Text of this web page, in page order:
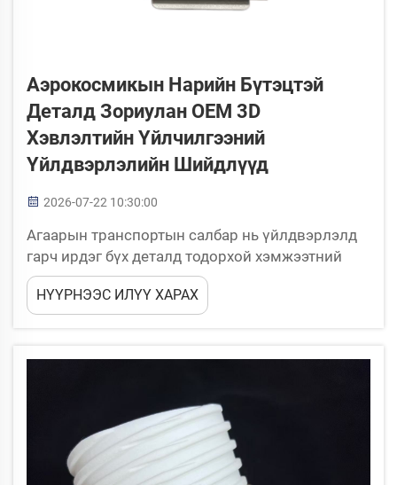
Аэрокосмикын Нарийн Бүтэцтэй
Деталд Зориулан OEM 3D
Хэвлэлтийн Үйлчилгээний
Үйлдвэрлэлийн Шийдлүүд
2026-07-22 10:30:00
Агаарын транспортын салбар нь үйлдвэрлэлд
гарч ирдэг бүх деталд тодорхой хэмжээтний
шаардлагатай, надёжно ажиллахад хамгийн
чухал үйлдвэрлэлийн салбаруудын
үйлдвэрлэлийн үндэс болой. Төвөгтэй
материал шаардлагатай үйлдвэрлэлийн
НҮҮРНЭЭС ИЛҮҮ ХАРАХ